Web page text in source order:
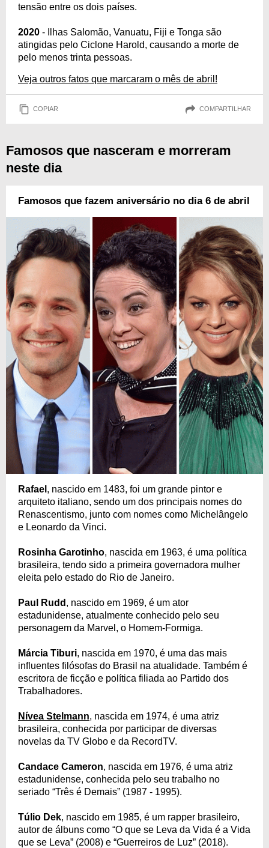
tensão entre os dois países.
2020 - Ilhas Salomão, Vanuatu, Fiji e Tonga são
atingidas pelo Ciclone Harold, causando a morte de
pelo menos trinta pessoas.
Veja outros fatos que marcaram o mês de abril!
COPIAR COMPARTILHAR
Famosos que nasceram e morreram
neste dia
Famosos que fazem aniversário no dia 6 de abril
Rafael , nascido em 1483, foi um grande pintor e
arquiteto italiano, sendo um dos principais nomes do
Renascentismo, junto com nomes como Michelângelo
e Leonardo da Vinci.
Rosinha Garotinho, nascida em 1963, é uma política
brasileira, tendo sido a primeira governadora mulher
eleita pelo estado do Rio de Janeiro.
Paul Rudd , nascido em 1969, é um ator
estadunidense, atualmente conhecido pelo seu
personagem da Marvel, o Homem-Formiga.
Márcia Tiburi, nascida em 1970, é uma das mais
influentes filósofas do Brasil na atualidade. Também é
escritora de ficção e política filiada ao Partido dos
Trabalhadores.
Nívea Stelmann, nascida em 1974, é uma atriz
brasileira, conhecida por participar de diversas
novelas da TV Globo e da RecordTV.
Candace Cameron, nascida em 1976, é uma atriz
estadunidense, conhecida pelo seu trabalho no
seriado “Três é Demais” (1987 - 1995).
Túlio Dek, nascido em 1985, é um rapper brasileiro,
autor de álbuns como “O que se Leva da Vida é a Vida
que se Leva” (2008) e “Guerreiros de Luz” (2018).